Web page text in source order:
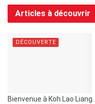
Articles à découvrir
DÉCOUVERTE
Bienvenue à Koh Lao Liang....